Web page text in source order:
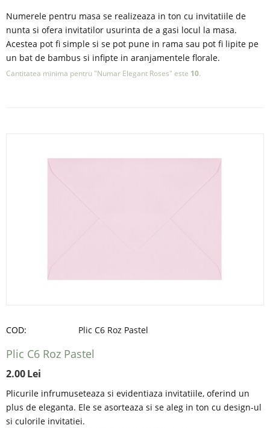
Numerele pentru masa se realizeaza in ton cu invitatiile de
nunta si ofera invitatilor usurinta de a gasi locul la masa.
Acestea pot fi simple si se pot pune in rama sau pot fi lipite pe
un bat de bambus si infipte in aranjamentele florale.
Cantitatea minima pentru "Numar Elegant Roses" este 10.
COD: Plic C6 Roz Pastel
Plic C6 Roz Pastel
2.00Lei
Plicurile infrumuseteaza si evidentiaza invitatiile, oferind un
plus de eleganta. Ele se asorteaza si se aleg in ton cu design-ul
si culorile invitatiei.